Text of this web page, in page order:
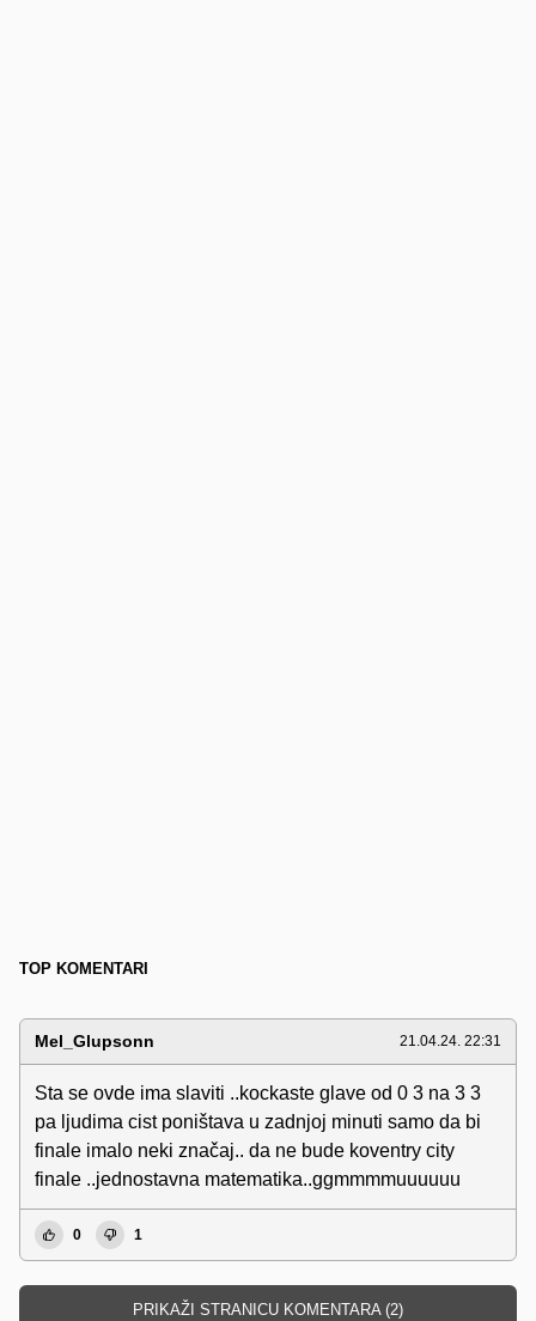
TOP KOMENTARI
Mel_Glupsonn 21.04.24. 22:31
Sta se ovde ima slaviti ..kockaste glave od 0 3 na 3 3
pa ljudima cist poništava u zadnjoj minuti samo da bi
finale imalo neki značaj.. da ne bude koventry city
finale ..jednostavna matematika..ggmmmmuuuuuu
0 1
PRIKAŽI STRANICU KOMENTARA (2)